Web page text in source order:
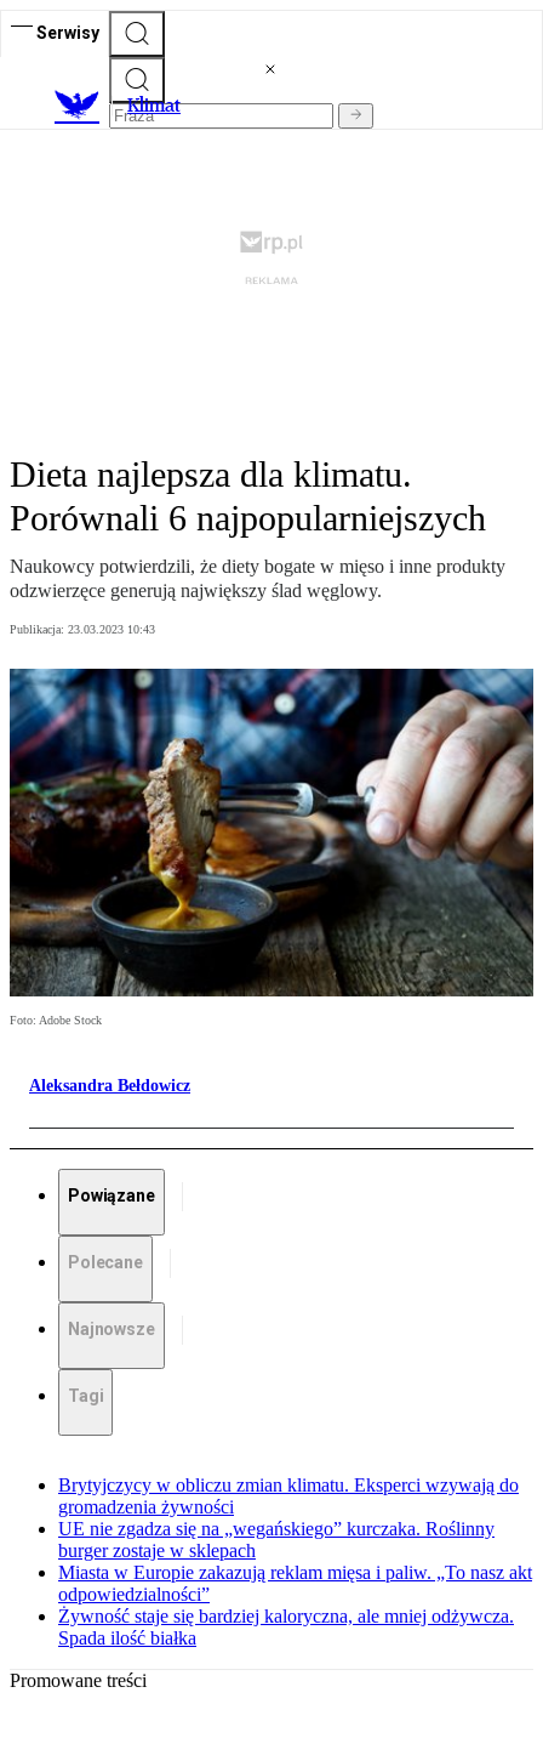
Serwisy
Klimat
Dieta najlepsza dla klimatu.
Porównali 6 najpopularniejszych
Naukowcy potwierdzili, że diety bogate w mięso i inne produkty
odzwierzęce generują największy ślad węglowy.
Publikacja: 23.03.2023 10:43
Foto: Adobe Stock
Aleksandra Bełdowicz
Powiązane
Polecane
Najnowsze
Tagi
Brytyjczycy w obliczu zmian klimatu. Eksperci wzywają do
gromadzenia żywności
UE nie zgadza się na „wegańskiego” kurczaka. Roślinny
burger zostaje w sklepach
Miasta w Europie zakazują reklam mięsa i paliw. „To nasz akt
odpowiedzialności”
Żywność staje się bardziej kaloryczna, ale mniej odżywcza.
Spada ilość białka
Promowane treści